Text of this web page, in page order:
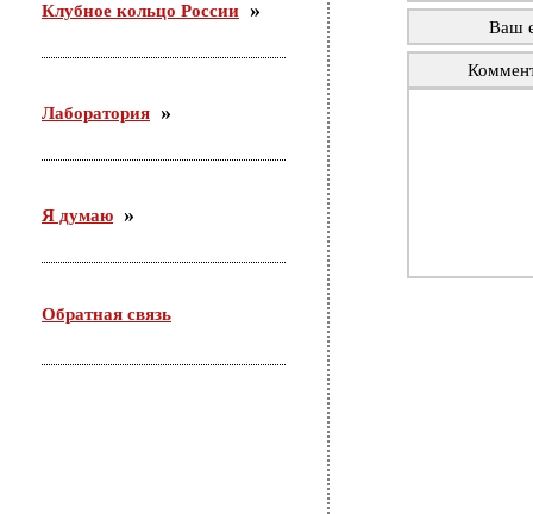
Клубное кольцо России
Лаборатория
Я думаю
Обратная связь
Ваш